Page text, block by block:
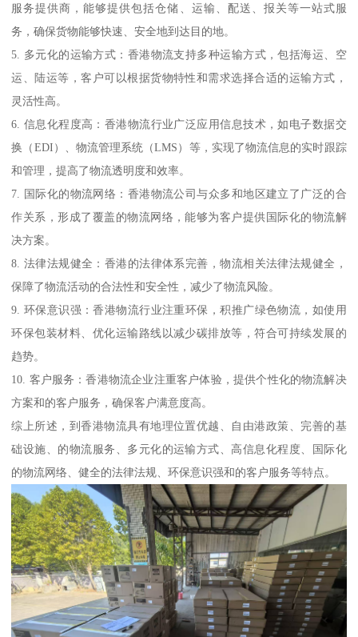
服务提供商，能够提供包括仓储、运输、配送、报关等一站式服
务，确保货物能够快速、安全地到达目的地。
5. 多元化的运输方式：香港物流支持多种运输方式，包括海运、空
运、陆运等，客户可以根据货物特性和需求选择合适的运输方式，
灵活性高。
6. 信息化程度高：香港物流行业广泛应用信息技术，如电子数据交
换（EDI）、物流管理系统（LMS）等，实现了物流信息的实时跟踪
和管理，提高了物流透明度和效率。
7. 国际化的物流网络：香港物流公司与众多和地区建立了广泛的合
作关系，形成了覆盖的物流网络，能够为客户提供国际化的物流解
决方案。
8. 法律法规健全：香港的法律体系完善，物流相关法律法规健全，
保障了物流活动的合法性和安全性，减少了物流风险。
9. 环保意识强：香港物流行业注重环保，积推广绿色物流，如使用
环保包装材料、优化运输路线以减少碳排放等，符合可持续发展的
趋势。
10. 客户服务：香港物流企业注重客户体验，提供个性化的物流解决
方案和的客户服务，确保客户满意度高。
综上所述，到香港物流具有地理位置优越、自由港政策、完善的基
础设施、的物流服务、多元化的运输方式、高信息化程度、国际化
的物流网络、健全的法律法规、环保意识强和的客户服务等特点。